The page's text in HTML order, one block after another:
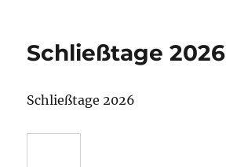
Schließtage 2026
Schließtage 2026